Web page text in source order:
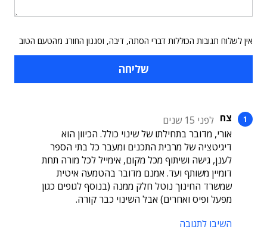
אין לשלוח תגובות הכוללות דברי הסתה, דיבה, וסגנון החורג מהטעם הטוב
צח לפני 15 שנים
אורי, מדובר בתחילתו של שינוי כולל. הכיוון הוא
דיגיטציה של מרבית התכנים ומעבר כל בתי הספר
לענן, גישה ושיתוף מכל מקום, אימייל לכל מורה תחת
דומיין משותף ועד. אמנם מדובר בהטמעה איטית
שמשרד החינוך נוטל חלק ממנה (בנוסף לגופים כגון
מפעל ופיס ואחרים) אבל השינוי כבר קורה.
השיבו לתגובה